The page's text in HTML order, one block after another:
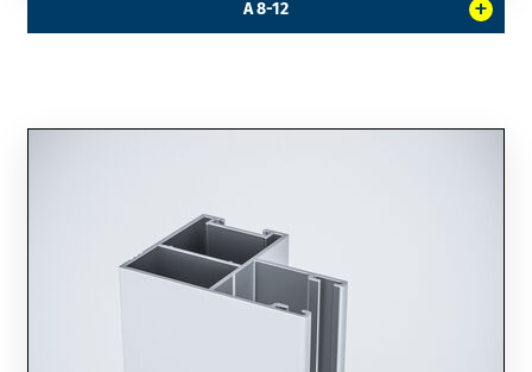
+
A 8-12